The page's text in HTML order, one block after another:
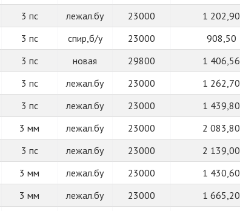
3 пс лежал.бу 23000 1 202,90
3 пс спир,б/у 23000 908,50
3 пс новая 29800 1 406,56
3 пс лежал.бу 23000 1 262,70
3 пс лежал.бу 23000 1 439,80
3 мм лежал.бу 23000 2 083,80
3 пс лежал.бу 23000 2 139,00
3 мм лежал.бу 23000 1 430,60
3 мм лежал.бу 23000 1 665,20